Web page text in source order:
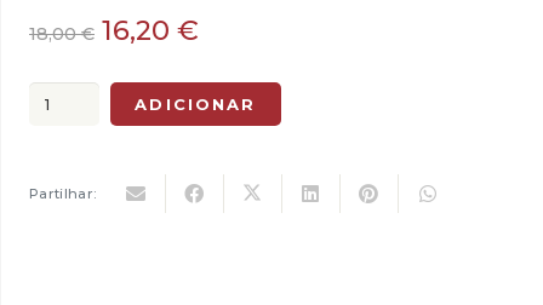
18,00€ O
original
era:
16,20 €
atual
é:
Quantidade
Dupla
ADICIONAR
Partilhar: